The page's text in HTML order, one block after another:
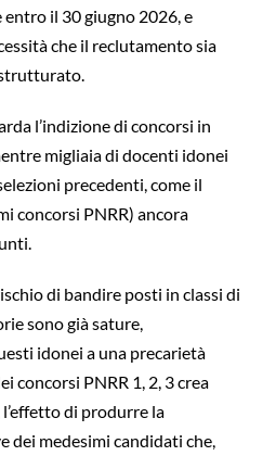
il 30 giugno 2026, e
che il reclutamento sia
l’indizione di concorsi in
migliaia di docenti idonei
precedenti, come il
concorsi PNRR) ancora
di bandire posti in classi di
sono già sature,
idonei a una precarietà
concorsi PNRR 1, 2, 3 crea
di produrre la
dei medesimi candidati che,